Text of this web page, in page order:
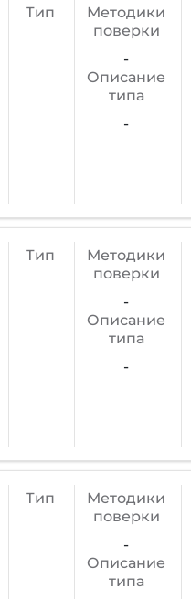
Тип
Методики
поверки
-
Описание
типа
-
Тип
Методики
поверки
-
Описание
типа
-
Тип
Методики
поверки
-
Описание
типа